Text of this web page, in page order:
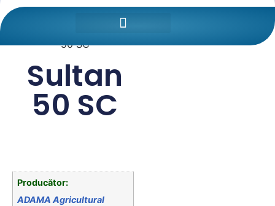
/ Sultan
50 SC
Sultan
50 SC
Producător:
ADAMA Agricultural